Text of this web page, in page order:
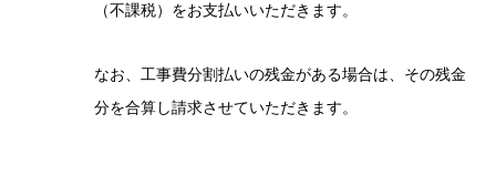
（不課税）をお支払いいただきます。
なお、工事費分割払いの残金がある場合は、その残金
分を合算し請求させていただきます。